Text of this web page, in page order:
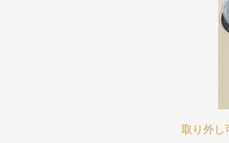
取り外し